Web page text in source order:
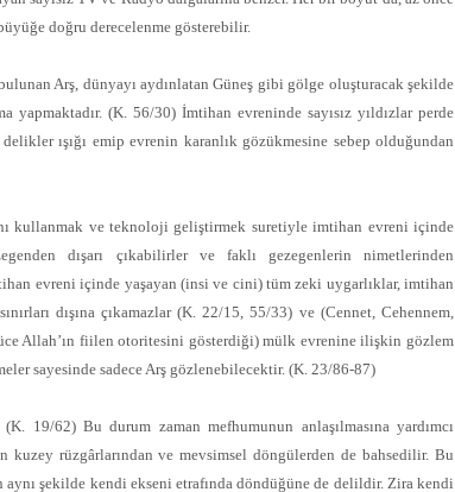
doğru derecelenme gösterebilir.
Arş, dünyayı aydınlatan Güneş gibi gölge oluşturacak şekilde
yapmaktadır. (K. 56/30) İmtihan evreninde sayısız yıldızlar perde
ışığı emip evrenin karanlık gözükmesine sebep olduğundan
kullanmak ve teknoloji geliştirmek suretiyle imtihan evreni içinde
dışarı çıkabilirler ve faklı gezegenlerin nimetlerinden
evreni içinde yaşayan (insi ve cini) tüm zeki uygarlıklar, imtihan
dışına çıkamazlar (K. 22/15, 55/33) ve (Cennet, Cehennem,
Allah’ın fiilen otoritesini gösterdiği) mülk evrenine ilişkin gözlem
sayesinde sadece Arş gözlenebilecektir. (K. 23/86-87)
19/62) Bu durum zaman mefhumunun anlaşılmasına yardımcı
kuzey rüzgârlarından ve mevsimsel döngülerden de bahsedilir. Bu
aynı şekilde kendi ekseni etrafında döndüğüne de delildir. Zira kendi